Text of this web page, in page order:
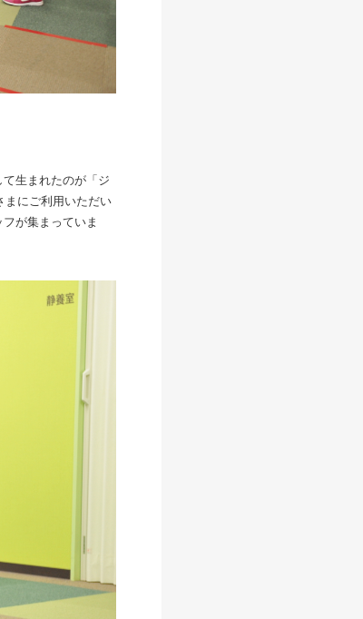
生まれたのが「ジ
まにご利用いただい
が集まっていま